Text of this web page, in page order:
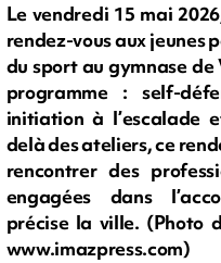
Le vendredi 15 mai
rendez-vous aux jeunes
du sport au gymnase
programme : self-
initiation à l’escalade
delà des ateliers, ce
rencontrer des
engagées dans
précise la ville. (Photo
www.imazpress.com)